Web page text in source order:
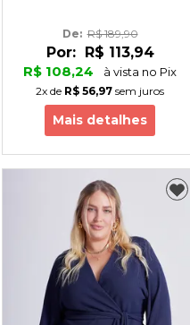
De: R$ 189,90
Por: R$ 113,94
R$ 108,24
à vista no Pix
2x de R$ 56,97 sem juros
Mais detalhes